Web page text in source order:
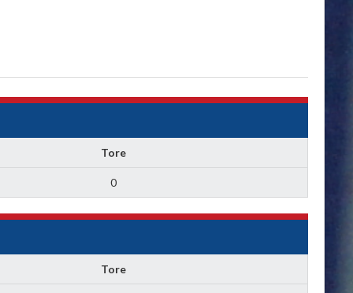
Tore
0
Tore